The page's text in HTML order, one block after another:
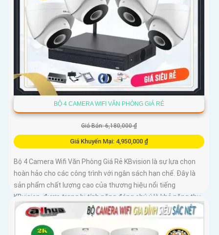
BỘ 4 CAMERA WIFI VĂN PHÒNG GIÁ RẺ
Giá Bán: 6,180,000 ₫
Giá Khuyến Mại: 4,950,000 ₫
Bộ 4 Camera Wifi Văn Phòng Giá Rẻ KBvision là sự lựa chọn
hoàn hảo cho các công trình với ngân sách hạn chế. Đây là
sản phẩm chất lượng cao của thương hiệu nổi tiếng
KBvision, được trang bị tính năng đáng chú ý là khả năng thu
âm và loa tích hợp